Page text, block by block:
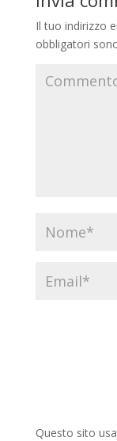
Il tuo indirizzo
obbligatori
Questo sito